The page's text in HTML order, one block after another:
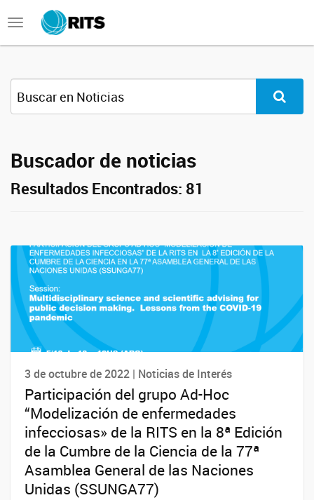
Toggle
navigation
Buscador de noticias
Resultados Encontrados: 81
3 de octubre de 2022 | Noticias de Interés
Participación del grupo Ad-Hoc
“Modelización de enfermedades
infecciosas» de la RITS en la 8ª Edición
de la Cumbre de la Ciencia de la 77ª
Asamblea General de las Naciones
Unidas (SSUNGA77)